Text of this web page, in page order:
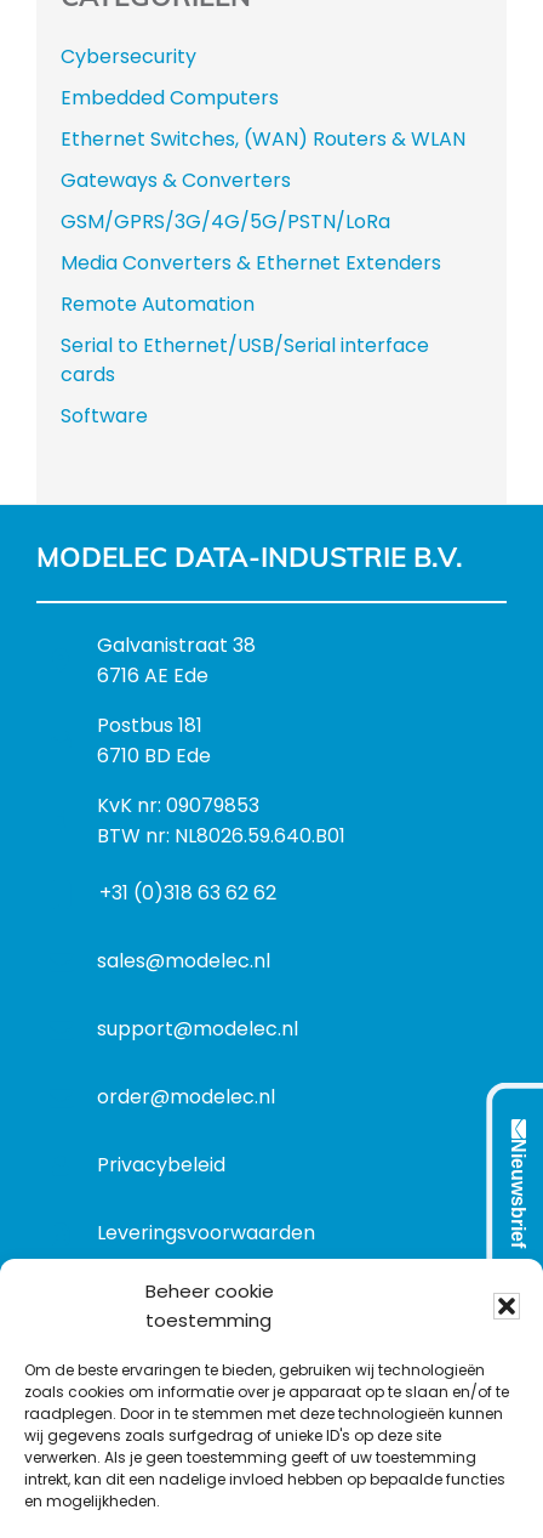
Beheer cookie
toestemming
Om de beste ervaringen te bieden, gebruiken wij technologieën
zoals cookies om informatie over je apparaat op te slaan en/of te
raadplegen. Door in te stemmen met deze technologieën kunnen
wij gegevens zoals surfgedrag of unieke ID's op deze site
verwerken. Als je geen toestemming geeft of uw toestemming
intrekt, kan dit een nadelige invloed hebben op bepaalde functies
en mogelijkheden.
Cybersecurity
Embedded Computers
Ethernet Switches, (WAN) Routers & WLAN
Gateways & Converters
GSM/GPRS/3G/4G/5G/PSTN/LoRa
Media Converters & Ethernet Extenders
Remote Automation
Serial to Ethernet/USB/Serial interface
cards
Software
MODELEC DATA-INDUSTRIE B.V.
B
e
o
e
k
a
r
Galvanistraat 38
6716 AE Ede
P
o
t
a
s
Postbus 181
6710 BD Ede
I
n
o
m
KvK nr: 09079853
BTW nr: NL8026.59.640.B01
+31 (0)318 63 62 62
sales@modelec.nl
support@modelec.nl
order@modelec.nl
Privacybeleid
Leveringsvoorwaarden
L
i
n
T
w
i
F
a
c
Y
o
u
C
o
n
Nieuwsbrief